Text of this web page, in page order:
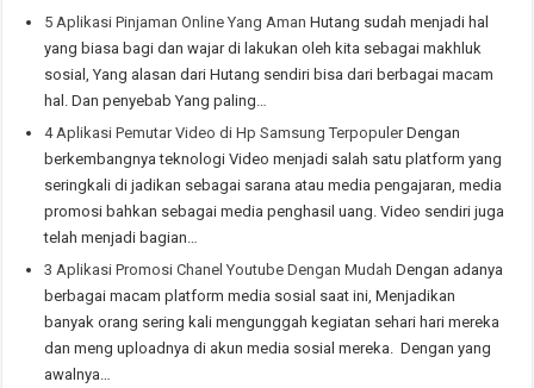
5 Aplikasi Pinjaman Online Yang Aman Hutang sudah menjadi hal
yang biasa bagi dan wajar di lakukan oleh kita sebagai makhluk
sosial, Yang alasan dari Hutang sendiri bisa dari berbagai macam
hal. Dan penyebab Yang paling…
4 Aplikasi Pemutar Video di Hp Samsung TerpopulerDengan
berkembangnya teknologi Video menjadi salah satu platform yang
seringkali di jadikan sebagai sarana atau media pengajaran, media
promosi bahkan sebagai media penghasil uang. Video sendiri juga
telah menjadi bagian…
3 Aplikasi Promosi Chanel Youtube Dengan Mudah Dengan adanya
berbagai macam platform media sosial saat ini, Menjadikan
banyak orang sering kali mengunggah kegiatan sehari hari mereka
dan meng uploadnya di akun media sosial mereka. Dengan yang
awalnya…